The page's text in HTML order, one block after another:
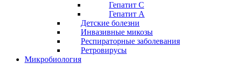
Гепатит C
Гепатит А
Детские болезни
Инвазивные микозы
Респираторные заболевания
Ретровирусы
Микробиология